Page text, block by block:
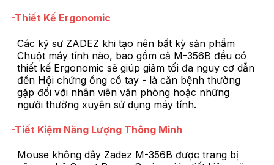
-Thiết Kế Ergonomic
Các kỹ sư ZADEZ khi tạo nên bất kỳ sản phẩm
Chuột máy tính nào, bao gồm cả M-356B đều có
thiết kế Ergonomic sẽ giúp giảm tối đa nguy cơ dẫn
đến Hội chứng ống cổ tay - là căn bệnh thường
gặp đối với nhân viên văn phòng hoặc những
người thường xuyên sử dụng máy tính.
-Tiết Kiệm Năng Lượng Thông Minh
Mouse không dây Zadez M-356B được trang bị